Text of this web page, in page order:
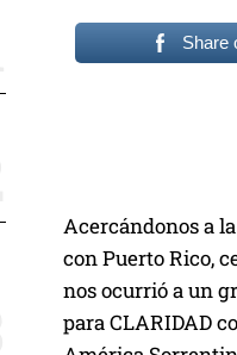
Share
Acercándonos a
con Puerto Rico,
nos ocurrió a un
para CLARIDAD